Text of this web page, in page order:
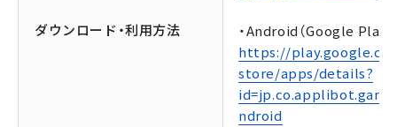
ダウンロード・利用方法
・Android（Google Play）
https://
store/apps/details?
ndroid